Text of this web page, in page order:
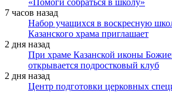
7 часов назад
Набор учащихся в воскресную
Казанского храма приглашает
2 дня назад
При храме Казанской иконы
открывается подростковый клуб
2 дня назад
Центр подготовки церковных